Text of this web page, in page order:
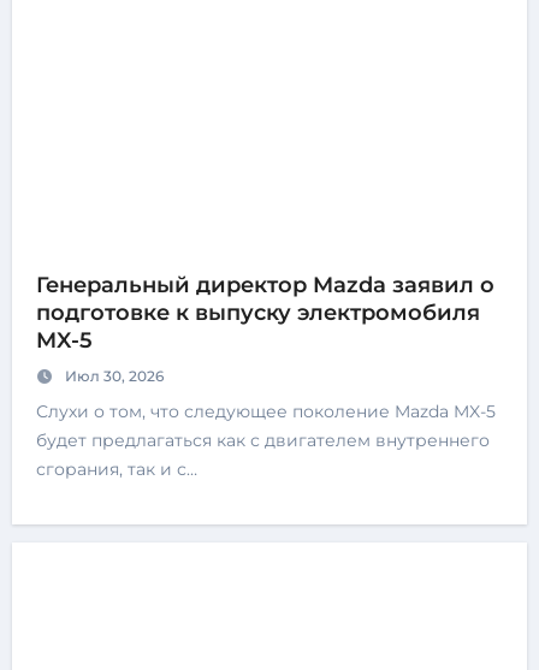
Генеральный директор Mazda заявил о
подготовке к выпуску электромобиля
MX-5
Июл 30, 2026
Слухи о том, что следующее поколение Mazda MX-5
будет предлагаться как с двигателем внутреннего
сгорания, так и с…